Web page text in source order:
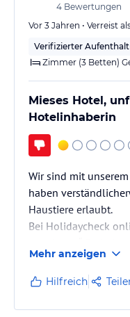
4 Bewertungen
Vor 3 Jahren • Verreist
Verifizierter Aufenthalt
Zimmer (3 Betten)
Mieses Hotel,
Hotelinhaberin
Wir sind mit
haben
Haustiere erlaubt.
Bei Holidaycheck
da wir mit der
neben diesem Hotel
Als wir aber gegen
Mehr anzeigen
Hilfreich